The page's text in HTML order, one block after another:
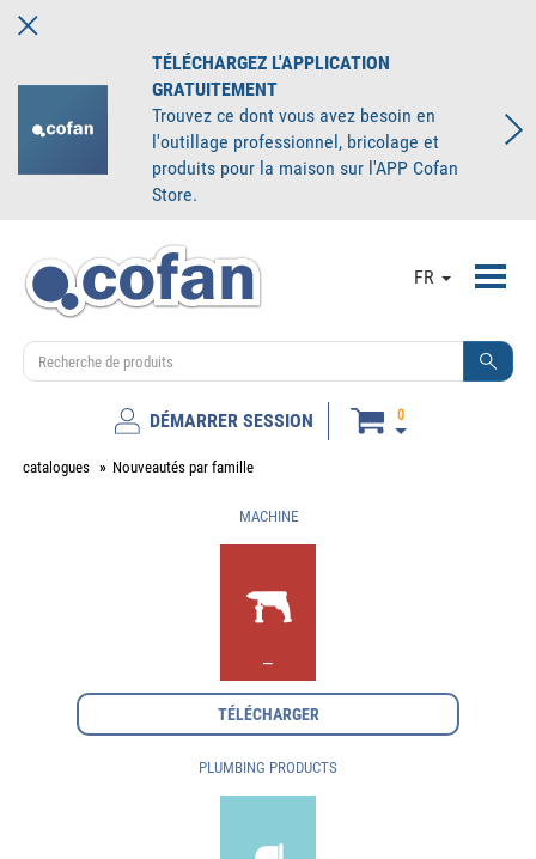
TÉLÉCHARGEZ L'APPLICATION
GRATUITEMENT
Trouvez ce dont vous avez besoin en
l'outillage professionnel, bricolage et
produits pour la maison sur l'APP Cofan
Store.
FR
DÉMARRER SESSION 0
catalogues Nouveautés par famille
MACHINE
TÉLÉCHARGER
PLUMBING PRODUCTS